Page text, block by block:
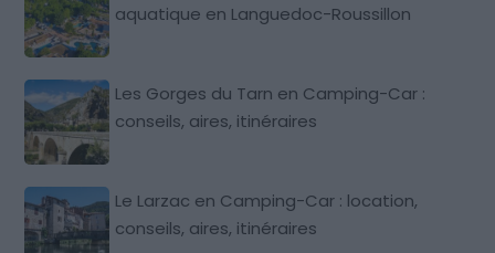
aquatique en Languedoc-Roussillon
Les Gorges du Tarn en Camping-Car :
conseils, aires, itinéraires
Le Larzac en Camping-Car : location,
conseils, aires, itinéraires